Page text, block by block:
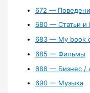
672 —
680 — Статьи и
683 — My book
685 — Фильмы
688 — Бизнес /
690 — Музыка